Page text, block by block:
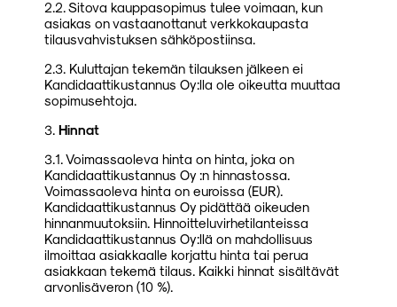
2.2. Sitova kauppasopimus tulee voimaan, kun
asiakas on vastaanottanut verkkokaupasta
tilausvahvistuksen sähköpostiinsa.
2.3. Kuluttajan tekemän tilauksen jälkeen ei
Kandidaattikustannus Oy:lla ole oikeutta muuttaa
sopimusehtoja.
3. Hinnat
3.1. Voimassaoleva hinta on hinta, joka on
Kandidaattikustannus Oy :n hinnastossa.
Voimassaoleva hinta on euroissa (EUR).
Kandidaattikustannus Oy pidättää oikeuden
hinnanmuutoksiin. Hinnoitteluvirhetilanteissa
Kandidaattikustannus Oy:llä on mahdollisuus
ilmoittaa asiakkaalle korjattu hinta tai perua
asiakkaan tekemä tilaus. Kaikki hinnat sisältävät
arvonlisäveron (10 %).